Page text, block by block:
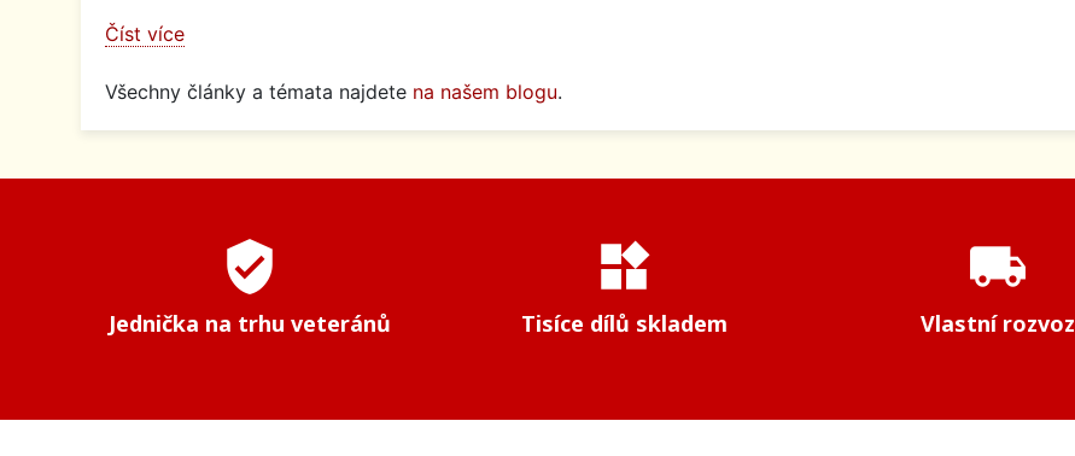
Číst více
Všechny články a témata najdete na našem blogu.
verified_user
Jednička na trhu veteránů
widgets
Tisíce dílů skladem
local_shipping
Vlastní rozvoz